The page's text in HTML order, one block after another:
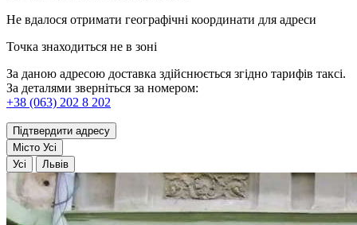
Не вдалося отримати географічні координати для адреси
Точка знаходиться не в зоні
За даною адресою доставка здійснюється згідно тарифів таксі.
За деталями зверніться за номером:
+38 (063) 202 8 202
Підтвердити адресу
Місто Усі
Усі
Львів